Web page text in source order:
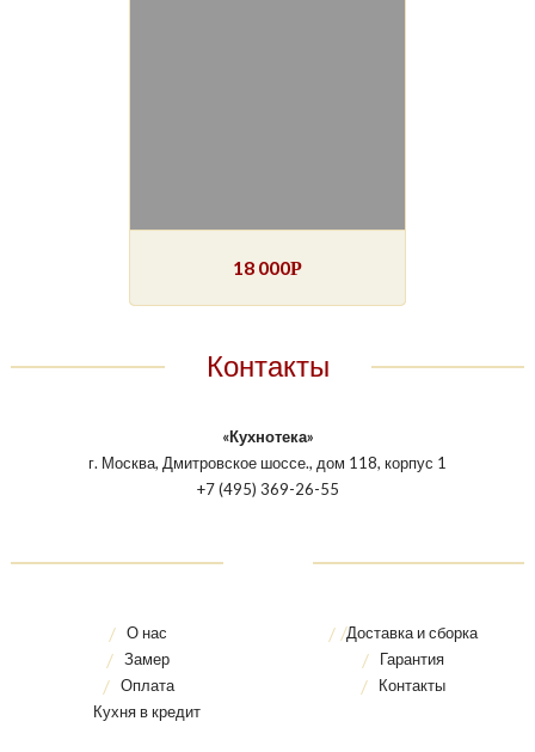
18 000Р
Контакты
«Кухнотека»
г. Москва, Дмитровское шоссе., дом 118, корпус 1
+7 (495) 369-26-55
О нас
Замер
Оплата
Кухня в кредит
Доставка и сборка
Гарантия
Контакты